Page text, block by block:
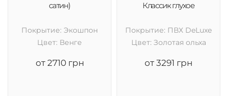
сатин)
Покрытие: Экошпон
Цвет: Венге
от 2710 грн
Классик глухое
Покрытие: ПВХ DeLuxe
Цвет: Золотая ольха
от 3291 грн